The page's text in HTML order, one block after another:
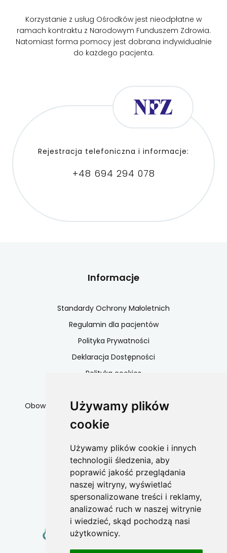
Używamy plików
cookie
Używamy plików cookie i innych
technologii śledzenia, aby
poprawić jakość przeglądania
naszej witryny, wyświetlać
spersonalizowane treści i reklamy,
analizować ruch w naszej witrynie
i wiedzieć, skąd pochodzą nasi
użytkownicy.
Korzystanie z usług Ośrodków jest nieodpłatne w
ramach kontraktu z Narodowym Funduszem Zdrowia.
Natomiast forma pomocy jest dobrana indywidualnie
do każdego pacjenta.
Rejestracja telefoniczna i informacje:
+48 694 294 078
Informacje
Standardy Ochrony Małoletnich
Regulamin dla pacjentów
Polityka Prywatności
Deklaracja Dostępności
Polityka cookies
Obowiązek informacyjny serwisy społecznościowe
W celu współpracy
zapraszamy do kontaktu
+48 662 808 365